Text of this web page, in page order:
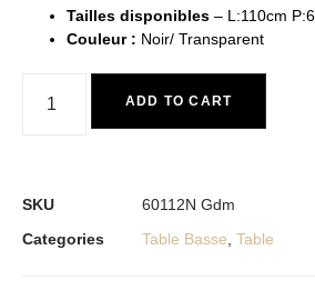
Tailles disponibles – L:110cm
Couleur : Noir/ Transparent
ADD TO CART
SKU
60112N Gdm
Categories
Table Basse Table